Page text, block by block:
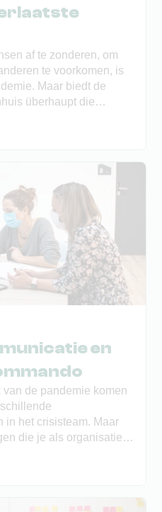
af te zonderen, om
te voorkomen, is
Maar biedt de
überhaupt die
keuze en wil je dit
en
de pandemie komen
in het crisisteam. Maar
die je als organisatie
maar ook naar
van crisis.